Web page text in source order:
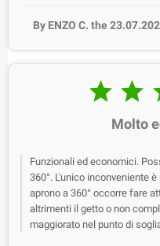
By ENZO C. the
 
Molto
Funzionali ed economici.
360°. L'unico inconveniente
aprono a 360° occorre fare
altrimenti il getto o non
maggiorato nel punto di